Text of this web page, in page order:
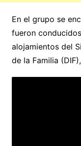
En el grupo se
fueron
alojamientos del
de la Familia